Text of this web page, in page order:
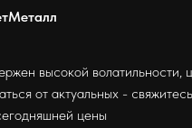
высокой волатильности,
от актуальных -
цены